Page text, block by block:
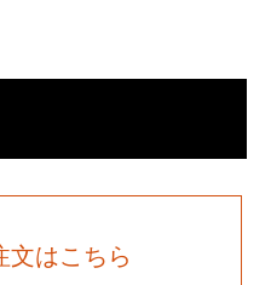
文はこちら